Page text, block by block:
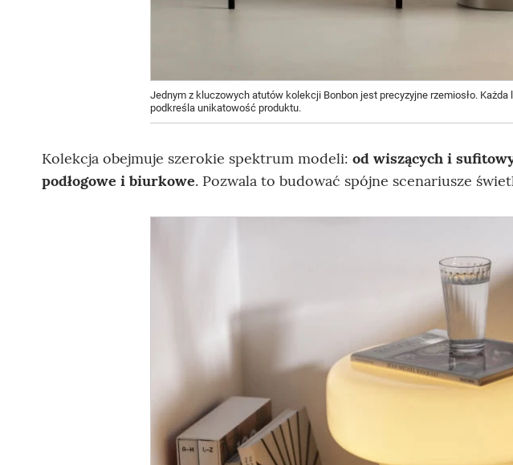
Jednym z kluczowych atutów kolekcji Bonbon jest precyzyjne rzemiosło.
podkreśla unikatowość produktu.
Kolekcja obejmuje szerokie spektrum modeli: od wiszących i
podłogowe i biurkowe. Pozwala to budować spójne scenariusze